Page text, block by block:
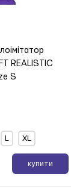
REALISTIC
S
L XL
купити